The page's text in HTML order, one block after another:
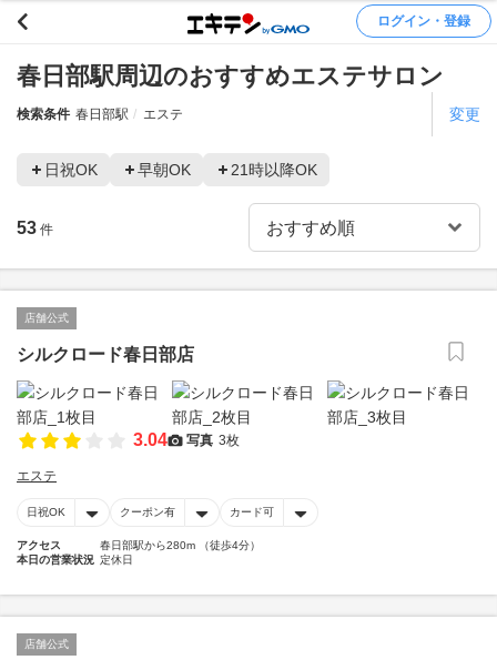
ログイン・登録
春日部駅周辺のおすすめエステサロン
検索条件 春日部駅 エステ 変更
日祝OK 早朝OK 21時以降OK
53 件
店舗公式
シルクロード春日部店
3.04 写真 3枚
エステ
日祝OK クーポン有 カード可
アクセス
春日部駅から280m （徒歩4分）
本日の営業状況 定休日
店舗公式